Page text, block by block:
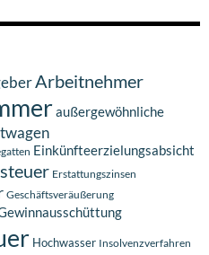
Arbeitnehmer
außergewöhnliche
Einkünfteerzielungsabsicht
Erstattungszinsen
Geschäftsveräußerung
Hochwasser Insolvenzverfahren